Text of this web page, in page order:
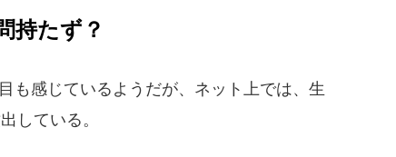
持たず？
も感じているようだが、ネット上では、生
している。